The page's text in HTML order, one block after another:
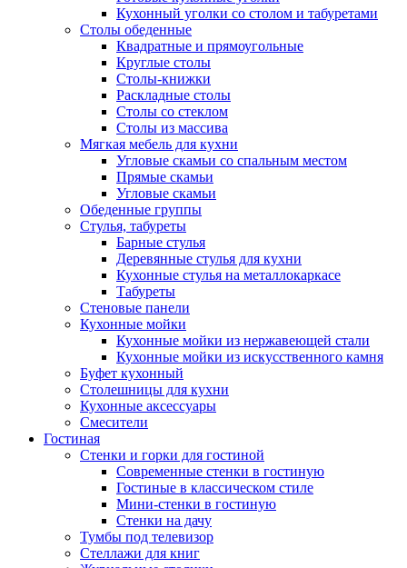
Кухонный уголки со столом и табуретами
Столы обеденные
Квадратные и прямоугольные
Круглые столы
Столы-книжки
Раскладные столы
Столы со стеклом
Столы из массива
Мягкая мебель для кухни
Угловые скамьи со спальным местом
Прямые скамьи
Угловые скамьи
Обеденные группы
Стулья, табуреты
Барные стулья
Деревянные стулья для кухни
Кухонные стулья на металлокаркасе
Табуреты
Стеновые панели
Кухонные мойки
Кухонные мойки из нержавеющей стали
Кухонные мойки из искусственного камня
Буфет кухонный
Столешницы для кухни
Кухонные аксессуары
Смесители
Гостиная
Стенки и горки для гостиной
Современные стенки в гостиную
Гостиные в классическом стиле
Мини-стенки в гостиную
Стенки на дачу
Тумбы под телевизор
Стеллажи для книг